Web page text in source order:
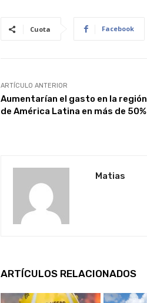
Cuota Facebook
ARTÍCULO ANTERIOR
Aumentarían el gasto en la región
de América Latina en más de 50%
Matias
ARTÍCULOS RELACIONADOS